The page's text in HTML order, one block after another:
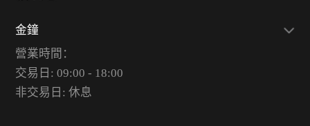
金鐘
營業時間：
交易日: 09:00 - 18:00
非交易日: 休息